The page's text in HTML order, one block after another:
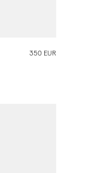
350 EUR